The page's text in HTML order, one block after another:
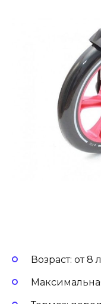
Возраст: от 8